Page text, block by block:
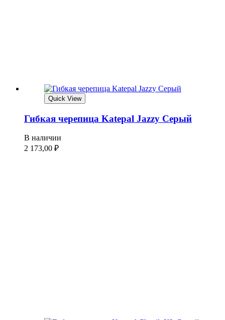
Quick View
Гибкая черепица Katepal Jazzy Серый
В наличии
2 173,00 ₽